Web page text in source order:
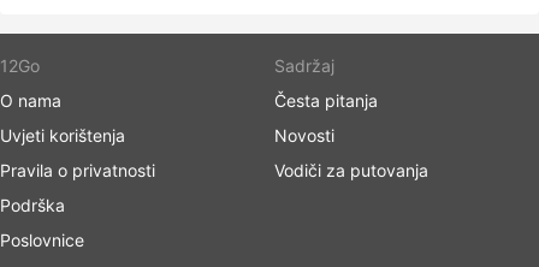
12Go
O nama
Uvjeti korištenja
Pravila o privatnosti
Podrška
Poslovnice
Sadržaj
Česta pitanja
Novosti
Vodiči za putovanja